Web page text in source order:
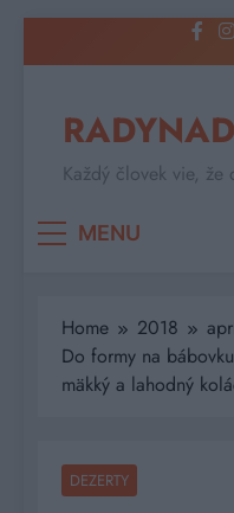
to
Každý človek vie,
MENU
Home 2018
Do formy na
mäkký a lahodný
DEZERTY